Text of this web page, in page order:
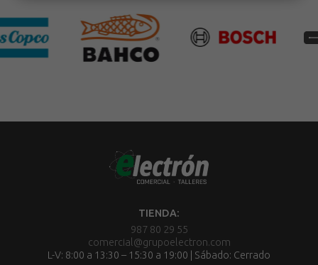
TIENDA:
987 80 29 55
comercial@grupoelectron.com
L-V: 8:00 a 13:30 – 15:30 a 19:00 | Sábado: Cerrado